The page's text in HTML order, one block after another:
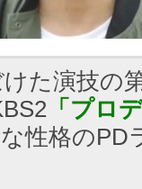
た演技の
「プロ
性格のPD